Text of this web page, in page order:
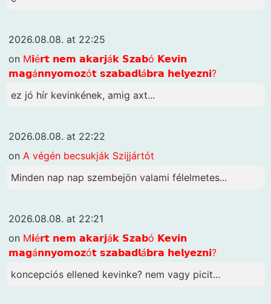
2026.08.08. at 22:25
on M𝗶é𝗿𝘁 𝗻𝗲𝗺 𝗮𝗸𝗮𝗿𝗷á𝗸 𝗦𝘇𝗮𝗯ó 𝗞𝗲𝘃𝗶𝗻
𝗺𝗮𝗴á𝗻𝗻𝘆𝗼𝗺𝗼𝘇ó𝘁 𝘀𝘇𝗮𝗯𝗮𝗱𝗹á𝗯𝗿𝗮 𝗵𝗲𝗹𝘆𝗲𝘇𝗻𝗶?
ez jó hír kevinkének, amig axt...
2026.08.08. at 22:22
on A végén becsukják Szijjártót
Minden nap nap szembejön valami félelmetes...
2026.08.08. at 22:21
on M𝗶é𝗿𝘁 𝗻𝗲𝗺 𝗮𝗸𝗮𝗿𝗷á𝗸 𝗦𝘇𝗮𝗯ó 𝗞𝗲𝘃𝗶𝗻
𝗺𝗮𝗴á𝗻𝗻𝘆𝗼𝗺𝗼𝘇ó𝘁 𝘀𝘇𝗮𝗯𝗮𝗱𝗹á𝗯𝗿𝗮 𝗵𝗲𝗹𝘆𝗲𝘇𝗻𝗶?
koncepciós ellened kevinke? nem vagy picit...